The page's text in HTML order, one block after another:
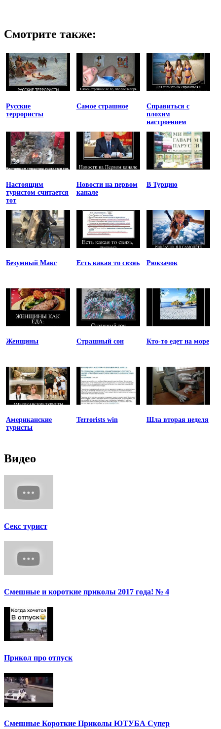
Смотрите также:
Русские
террористы
Самое страшное
Справиться с
плохим
настроением
Настоящим
туристом считается
тот
Новости на первом
канале
В Турцию
Безумный Макс Есть какая то свзяь Рюкзачок
Женщины Страшный сон Кто-то едет на море
Американские
туристы
Terrorists win Шла вторая неделя
Видео
Секс турист
Смешные и короткие приколы 2017 года! № 4
Прикол про отпуск
Смешные Короткие Приколы ЮТУБА Супер